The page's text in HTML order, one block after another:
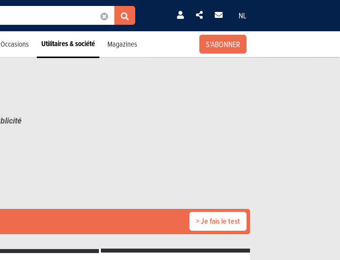
NL
Occasions Utilitaires & société Magazines S'ABONNER
> Je fais le test